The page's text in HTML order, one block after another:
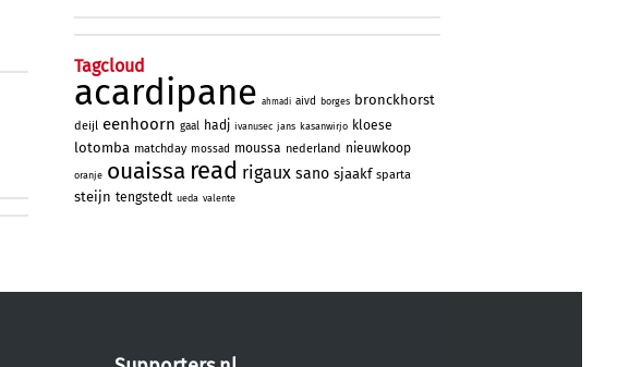
Tagcloud
acardipane ahmadi aivd borges bronckhorst
deijl eenhoorn gaal hadj ivanusec jans kasanwirjo kloese
lotomba matchday mossad moussa nederland nieuwkoop
oranje ouaissa read rigaux sano sjaakf sparta
steijn tengstedt ueda valente